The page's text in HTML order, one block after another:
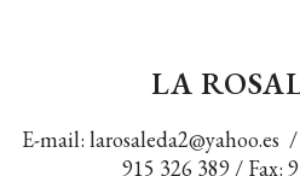
LA
E-mail: larosaleda2@yahoo.es /
915 326 389/ Fax: